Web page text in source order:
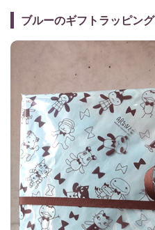
ブルーのギフトラッピング